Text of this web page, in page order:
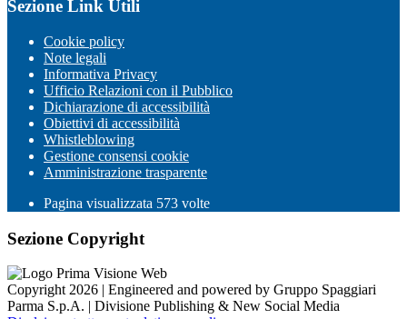
Sezione Link Utili
Cookie policy
Note legali
Informativa Privacy
Ufficio Relazioni con il Pubblico
Dichiarazione di accessibilità
Obiettivi di accessibilità
Whistleblowing
Gestione consensi cookie
Amministrazione trasparente
Pagina visualizzata 573 volte
Sezione Copyright
Copyright 2026 | Engineered and powered by Gruppo Spaggiari
Parma S.p.A. | Divisione Publishing & New Social Media